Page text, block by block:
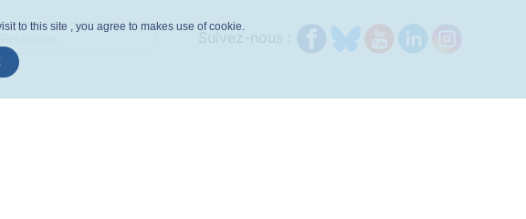
to this site , you agree to makes use of cookie.